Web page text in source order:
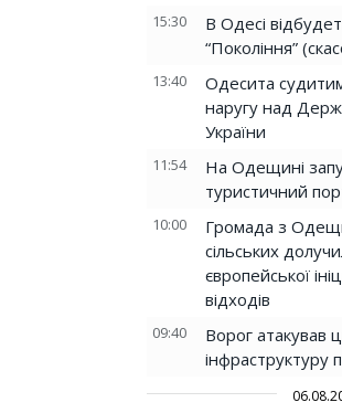
15:30
В Одесі
“Покоління”
13:40
Одесита
наругу над
України
11:54
На Одещині
туристичний
10:00
Громада з
сільських
європейської
відходів
09:40
Ворог атакував
інфраструктуру